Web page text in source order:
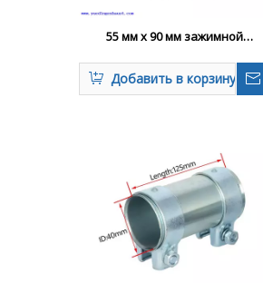
55 мм x 90 мм зажимной
Добавить в корзину